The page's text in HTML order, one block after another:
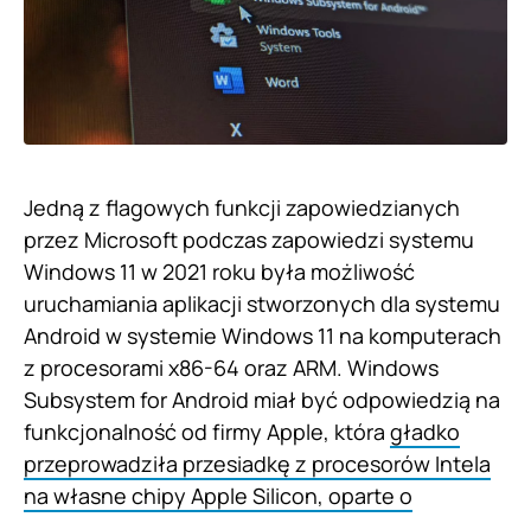
Jedną z flagowych funkcji zapowiedzianych
przez Microsoft podczas zapowiedzi systemu
Windows 11 w 2021 roku była możliwość
uruchamiania aplikacji stworzonych dla systemu
Android w systemie Windows 11 na komputerach
z procesorami x86-64 oraz ARM. Windows
Subsystem for Android miał być odpowiedzią na
funkcjonalność od firmy Apple, która gładko
przeprowadziła przesiadkę z procesorów Intela
na własne chipy Apple Silicon, oparte o